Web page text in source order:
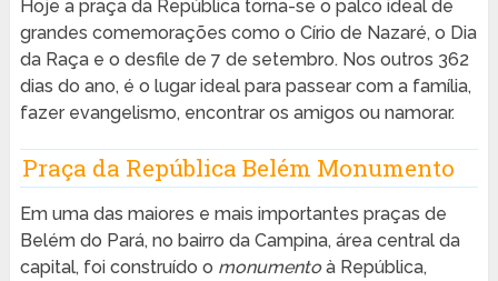
Hoje a praça da República torna-se o palco ideal de
grandes comemorações como o Círio de Nazaré, o Dia
da Raça e o desfile de 7 de setembro. Nos outros 362
dias do ano, é o lugar ideal para passear com a família,
fazer evangelismo, encontrar os amigos ou namorar.
Praça da República Belém Monumento
Em uma das maiores e mais importantes praças de
Belém do Pará, no bairro da Campina, área central da
capital, foi construído o monumentoà República,